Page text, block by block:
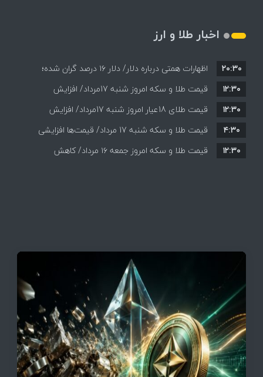
اخبار طلا و ارز
اظهارات همتی درباره دلار/ دلار ۱۶ درصد گران شده؛
این افزایش طبیعی است
۲۰:۳۰
قیمت طلا و سکه امروز شنبه 17مرداد/ افزایش
همه قیمت ها + جدول و جزئیات
۱۲:۳۰
قیمت طلای 18عیار امروز شنبه 17مرداد/ افزایش
قیمت + جدول و جزئیات
۱۲:۳۰
قیمت طلا و سکه شنبه 17 مرداد/ قیمت‌ها افزایشی
۴:۳۰
قیمت طلا و سکه امروز جمعه ۱۶ مرداد/ کاهش
۱۲:۳۰